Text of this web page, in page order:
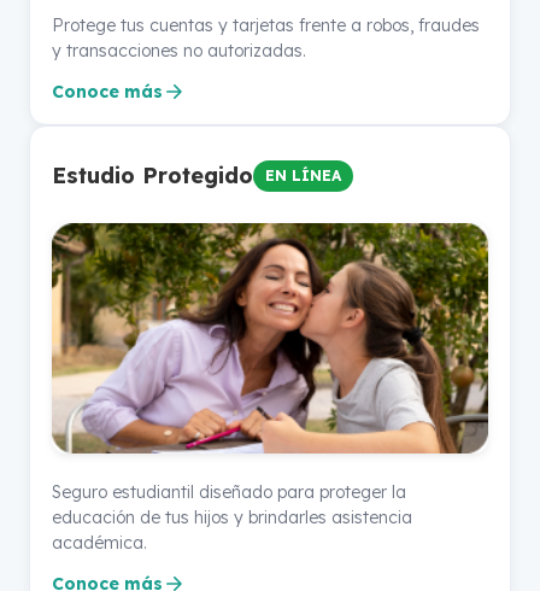
Protege tus cuentas y tarjetas frente a robos, fraudes
y transacciones no autorizadas.
Conoce más
Estudio Protegido EN LÍNEA
Seguro estudiantil diseñado para proteger la
educación de tus hijos y brindarles asistencia
académica.
Conoce más